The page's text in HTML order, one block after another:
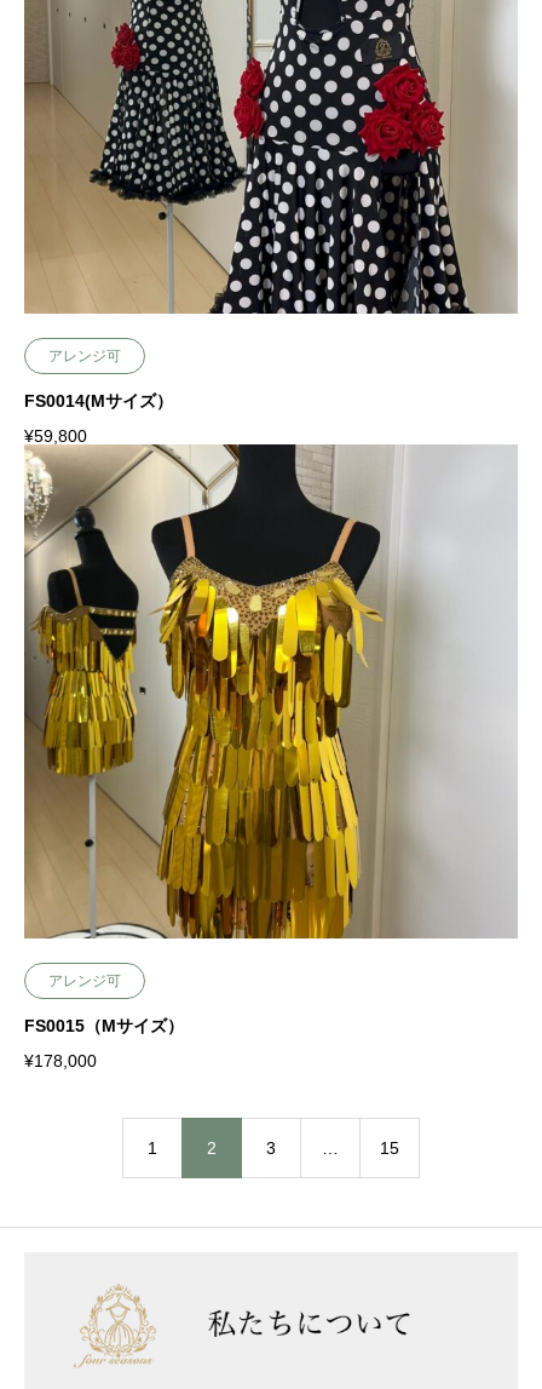
アレンジ可
FS0014(Mサイズ）
¥59,800
アレンジ可
FS0015（Mサイズ）
¥178,000
1 2 3 15